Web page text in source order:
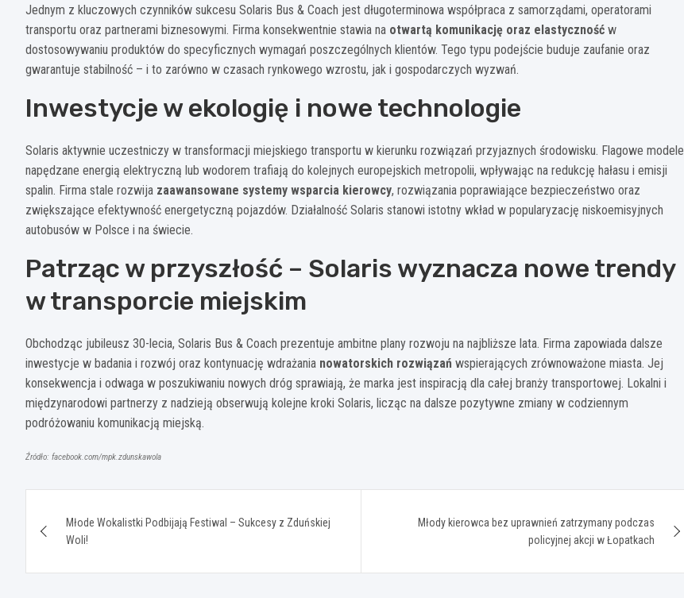
Jednym z kluczowych czynników sukcesu Solaris Bus & Coach jest długoterminowa współpraca z samorządami, operatorami
transportu oraz partnerami biznesowymi. Firma konsekwentnie stawia na otwartą komunikację oraz elastyczność w
dostosowywaniu produktów do specyficznych wymagań poszczególnych klientów. Tego typu podejście buduje zaufanie oraz
gwarantuje stabilność – i to zarówno w czasach rynkowego wzrostu, jak i gospodarczych wyzwań.
Inwestycje w ekologię i nowe technologie
Solaris aktywnie uczestniczy w transformacji miejskiego transportu w kierunku rozwiązań przyjaznych środowisku. Flagowe modele
napędzane energią elektryczną lub wodorem trafiają do kolejnych europejskich metropolii, wpływając na redukcję hałasu i emisji
spalin. Firma stale rozwija zaawansowane systemy wsparcia kierowcy, rozwiązania poprawiające bezpieczeństwo oraz
zwiększające efektywność energetyczną pojazdów. Działalność Solaris stanowi istotny wkład w popularyzację niskoemisyjnych
autobusów w Polsce i na świecie.
Patrząc w przyszłość – Solaris wyznacza nowe trendy
w transporcie miejskim
Obchodząc jubileusz 30-lecia, Solaris Bus & Coach prezentuje ambitne plany rozwoju na najbliższe lata. Firma zapowiada dalsze
inwestycje w badania i rozwój oraz kontynuację wdrażania nowatorskich rozwiązań wspierających zrównoważone miasta. Jej
konsekwencja i odwaga w poszukiwaniu nowych dróg sprawiają, że marka jest inspiracją dla całej branży transportowej. Lokalni i
międzynarodowi partnerzy z nadzieją obserwują kolejne kroki Solaris, licząc na dalsze pozytywne zmiany w codziennym
podróżowaniu komunikacją miejską.
Źródło: facebook.com/mpk.zdunskawola
wpisuMłode Wokalistki Podbijają Festiwal – Sukcesy z Zduńskiej
Woli!
Młody kierowca bez uprawnień zatrzymany podczas
policyjnej akcji w Łopatkach